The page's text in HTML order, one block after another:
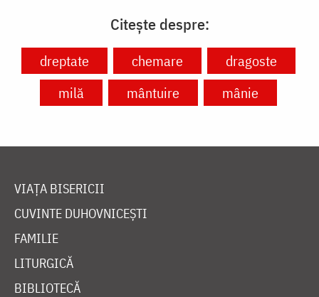
Citește despre:
dreptate chemare
dragoste
milă
mântuire mânie
VIAȚA BISERICII
CUVINTE DUHOVNICEȘTI
FAMILIE
LITURGICĂ
BIBLIOTECĂ